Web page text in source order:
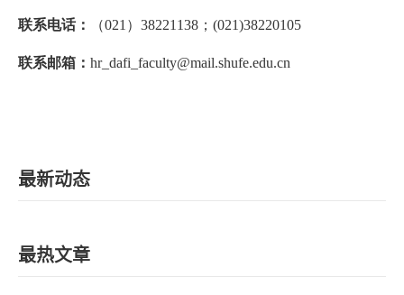
联系电话： （021）38221138；(021)38220105
联系邮箱： hr_dafi_faculty@mail.shufe.edu.cn
最新动态
最热文章